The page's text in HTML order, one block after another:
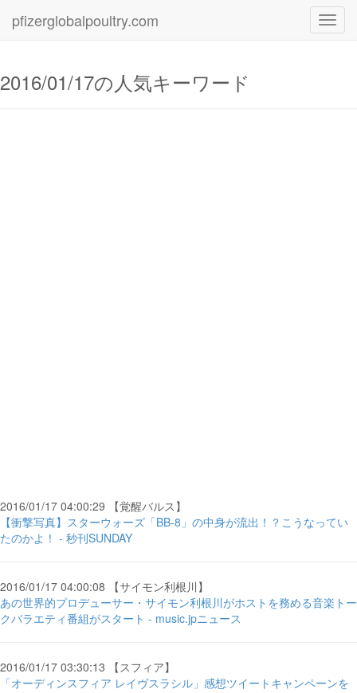
pfizerglobalpoultry.com
2016/01/17の人気キーワード
2016/01/17 04:00:29 【覚醒バルス】
【衝撃写真】スターウォーズ「BB-8」の中身が流出！？こうなってい
たのかよ！ - 秒刊SUNDAY
2016/01/17 04:00:08 【サイモン利根川】
あの世界的プロデューサー・サイモン利根川がホストを務める音楽トー
クバラエティ番組がスタート - music.jpニュース
2016/01/17 03:30:13 【スフィア】
「オーディンスフィア レイヴスラシル」感想ツイートキャンペーンを